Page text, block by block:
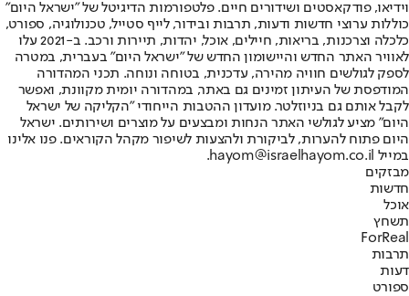
וידיאו, פודקאסטים ושידורים חיים. פלטפורמות הדיגיטל של "ישראל היום"
כוללות ערוצי חדשות ודעות, תרבות ובידור, לייף סטייל, טכנולוגיה, ספורט,
כלכלה וצרכנות, בריאות, חיילים, אוכל, יהדות, תיירות ורכב. ב-2021 עלו
לאוויר האתר החדש והיישומון החדש של "ישראל היום" בעברית, במטרה
לספק לגולשים חוויה מהירה, עדכנית, בטוחה ונוחה. תכני המהדורה
המודפסת של העיתון זמינים גם באתר, במהדורה יומית מקוונת, ואפשר
לקבל אותם גם בניוזלטר. מועדון ההטבות הייחודי "הקליקה של ישראל
היום" מציע לגולשי האתר הנחות ומבצעים על מוצרים ושירותים. ישראל
היום פתוח להערות, לביקורת ולהצעות לשיפור מקהל הקוראים. פנו אלינו
במייל hayom@israelhayom.co.il.
מבזקים
חדשות
אוכל
תשחץ
ForReal
תרבות
דעות
ספורט